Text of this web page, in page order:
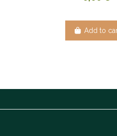
Add to